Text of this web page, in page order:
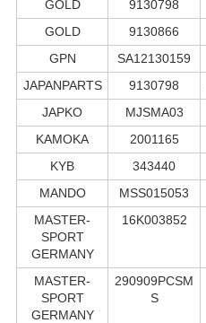
GOLD
9130798
GOLD
9130866
GPN
SA12130159
JAPANPARTS
9130798
JAPKO
MJSMA03
KAMOKA
2001165
KYB
343440
MANDO
MSS015053
MASTER-
SPORT
GERMANY
16K003852
MASTER-
SPORT
GERMANY
290909PCSM
S